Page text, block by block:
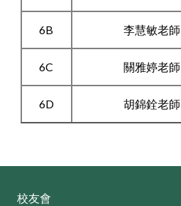
6B 李慧敏老師
6C 關雅婷老師
6D 胡錦銓老師
校友會